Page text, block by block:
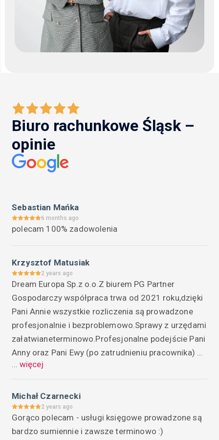
Biuro rachunkowe Śląsk –
opinie
Sebastian Mańka
6 months ago
polecam 100% zadowolenia
Krzysztof Matusiak
2 years ago
Dream Europa Sp.z o.o.Z biurem PG Partner
Gospodarczy współpraca trwa od 2021 roku,dzięki
Pani Annie wszystkie rozliczenia są prowadzone
profesjonalnie i bezproblemowo.Sprawy z urzędami
załatwianeterminowo.Profesjonalne podejście Pani
Anny oraz Pani Ewy (po zatrudnieniu pracownika)
powoduje,że po dostarczeniu dokumentów do biura
rozliczone na bieżąco.Wiedza i profesjonalizm Pani
Anny Duda i Ewy Cesarz zachęca do korzystania z
usług Waszego biura.Polecam innym
przedsiębiorcom do korzystania z firmy PG Partner.
... więcej
Michał Czarnecki
2 years ago
Gorąco polecam - usługi księgowe prowadzone są
bardzo sumiennie i zawsze terminowo :)